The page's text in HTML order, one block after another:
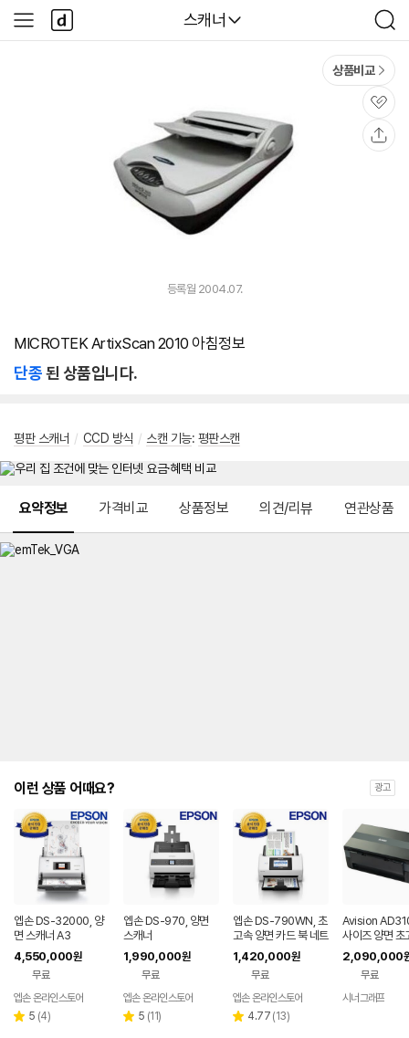
다나와
스캐너
검
색
사
이
다
나
와
상품비교
관
심
등록월 2004.07.
MICROTEK ArtixScan 2010 아침정보
단종된 상품입니다.
평판 스캐너 / CCD 방식 / 스캔 기능: 평판스캔
요약정보 가격비교 상품정보 의견/리뷰 연관상품
이런 상품 어때요? 광고
엡손 DS-32000, 양
면 스캐너 A3
4,550,000원
무료
엡손 온라인스토어
별 5 리
(4)
엡손 DS-970, 양면
스캐너
1,990,000원
무료
엡손 온라인스토어
별 5 리
(11)
엡손 DS-790WN, 초
고속 양면 카드 북 네트
워크 스캐너
1,420,000원
무료
엡손 온라인스토어
별 4.77 리
(13)
Avision
사이즈 양면 초
캐너
pm
2,090,000
무료
시너그래프